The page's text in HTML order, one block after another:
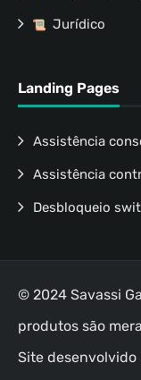
Jurídico
Landing Pages
Assistência
Assistência
Desbloqueio
© 2024 Savassi
produtos são
Site desenvolvido